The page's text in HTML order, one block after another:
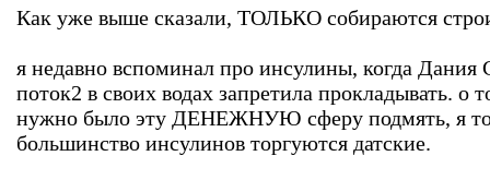
Как уже выше сказали, ТОЛЬКО собираются
я недавно вспоминал про инсулины, когда Дания
поток2 в своих водах запретила прокладывать. о
нужно было эту ДЕНЕЖНУЮ сферу подмять, я
большинство инсулинов торгуются датские.